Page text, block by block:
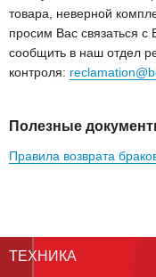
товара, неверной
просим Вас связаться
сообщить в наш отдел
контроля:
Полезные
Правила возврата
ТЕХНИКА